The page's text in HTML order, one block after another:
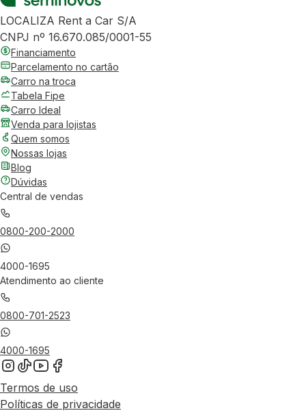
LOCALIZA Rent a Car S/A
CNPJ nº 16.670.085/0001-55
Financiamento
Parcelamento no cartão
Carro na troca
Tabela Fipe
Carro Ideal
Venda para lojistas
Quem somos
Nossas lojas
Blog
Dúvidas
Central de vendas
0800-200-2000
4000-1695
Atendimento ao cliente
0800-701-2523
4000-1695
Termos de uso
Políticas de privacidade